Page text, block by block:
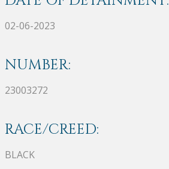
02-06-2023
NUMBER:
23003272
RACE/CREED:
BLACK